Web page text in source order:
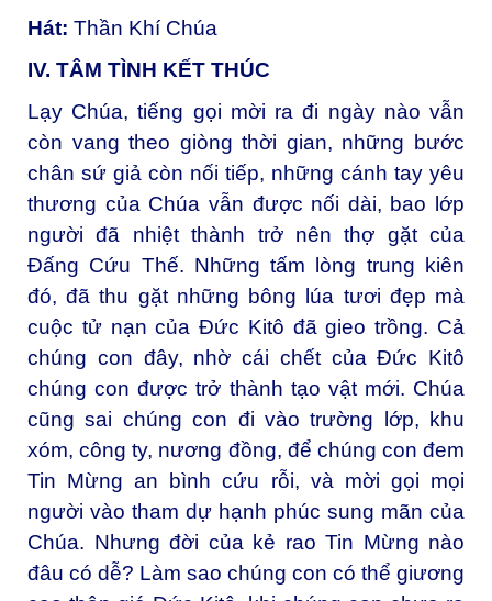
Hát: Thần Khí Chúa
IV. TÂM TÌNH KẾT THÚC
Lạy Chúa, tiếng gọi mời ra đi ngày nào vẫn
còn vang theo giòng thời gian, những bước
chân sứ giả còn nối tiếp, những cánh tay yêu
thương của Chúa vẫn được nối dài, bao lớp
người đã nhiệt thành trở nên thợ gặt của
Đấng Cứu Thế. Những tấm lòng trung kiên
đó, đã thu gặt những bông lúa tươi đẹp mà
cuộc tử nạn của Đức Kitô đã gieo trồng. Cả
chúng con đây, nhờ cái chết của Đức Kitô
chúng con được trở thành tạo vật mới. Chúa
cũng sai chúng con đi vào trường lớp, khu
xóm, công ty, nương đồng, để chúng con đem
Tin Mừng an bình cứu rỗi, và mời gọi mọi
người vào tham dự hạnh phúc sung mãn của
Chúa. Nhưng đời của kẻ rao Tin Mừng nào
đâu có dễ? Làm sao chúng con có thể giương